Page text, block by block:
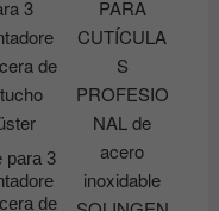
para 3
de